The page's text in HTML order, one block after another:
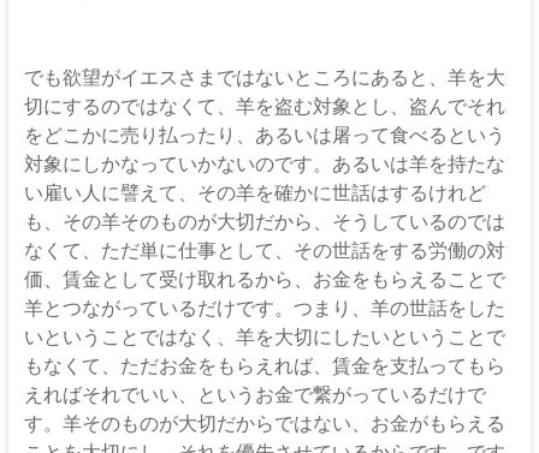
でも欲望がイエスさまではないところにあると、羊を大
切にするのではなくて、羊を盗む対象とし、盗んでそれ
をどこかに売り払ったり、あるいは屠って食べるという
対象にしかなっていかないのです。あるいは羊を持たな
い雇い人に譬えて、その羊を確かに世話はするけれど
も、その羊そのものが大切だから、そうしているのでは
なくて、ただ単に仕事として、その世話をする労働の対
価、賃金として受け取れるから、お金をもらえることで
羊とつながっているだけです。つまり、羊の世話をした
いということではなく、羊を大切にしたいということで
もなくて、ただお金をもらえれば、賃金を支払ってもら
えればそれでいい、というお金で繋がっているだけで
す。羊そのものが大切だからではない、お金がもらえる